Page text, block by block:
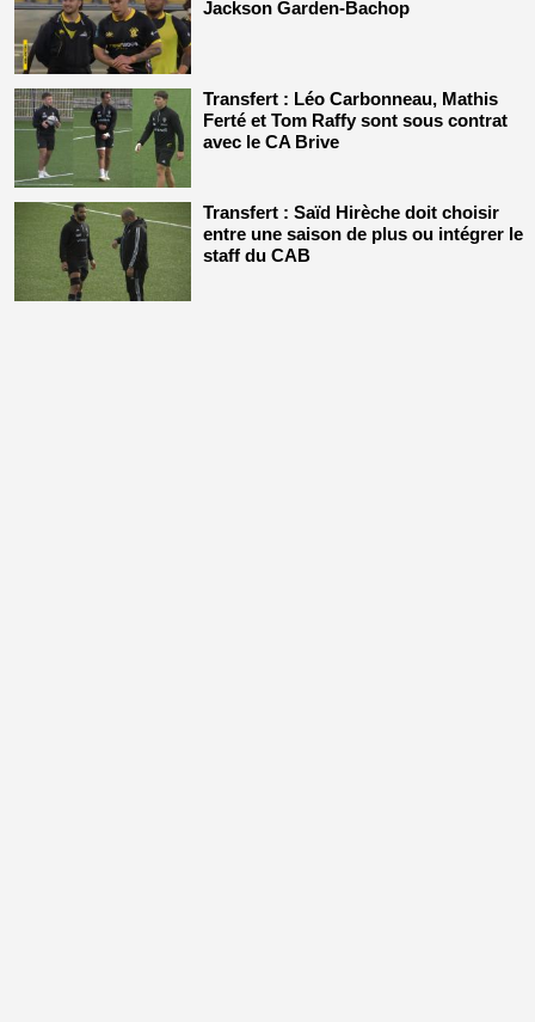
Jackson Garden-Bachop
Transfert : Léo Carbonneau, Mathis
Ferté et Tom Raffy sont sous contrat
avec le CA Brive
Transfert : Saïd Hirèche doit choisir
entre une saison de plus ou intégrer le
staff du CAB